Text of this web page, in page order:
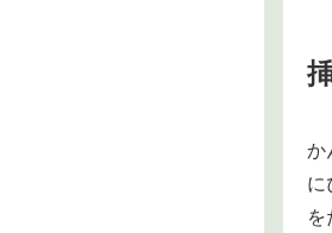
か
に
を